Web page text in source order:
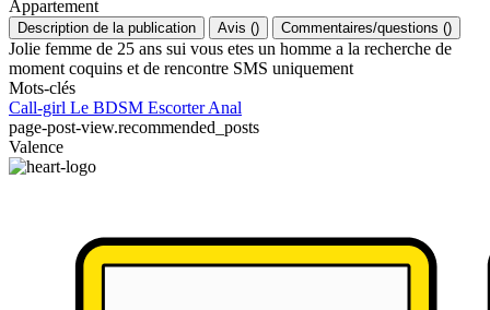
Appartement
Description de la publication Avis () Commentaires/questions ()
Jolie femme de 25 ans sui vous etes un homme a la recherche de
moment coquins et de rencontre SMS uniquement
Mots-clés
Call-girl Le BDSM EscorterAnal
page-post-view.recommended_posts
Valence